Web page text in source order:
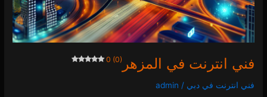
فني انترنت في المزهر 0 (0)
فني انترنت في دبي /
admin